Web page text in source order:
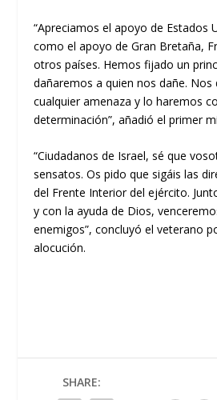
“Apreciamos el apoyo de Estados
como el apoyo de Gran Bretaña,
otros países. Hemos fijado un
dañaremos a quien nos dañe.
cualquier amenaza y lo haremos
determinación”, añadió el primer
“Ciudadanos de Israel, sé que
sensatos. Os pido que sigáis las
del Frente Interior del ejército.
y con la ayuda de Dios,
enemigos”, concluyó el veterano
alocución.
SHARE: